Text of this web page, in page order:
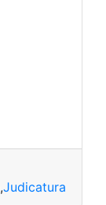
,Judicatura